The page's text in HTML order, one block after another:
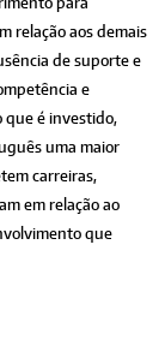
relação aos demais
de suporte e
e
que é investido,
uma maior
carreiras,
em relação ao
que